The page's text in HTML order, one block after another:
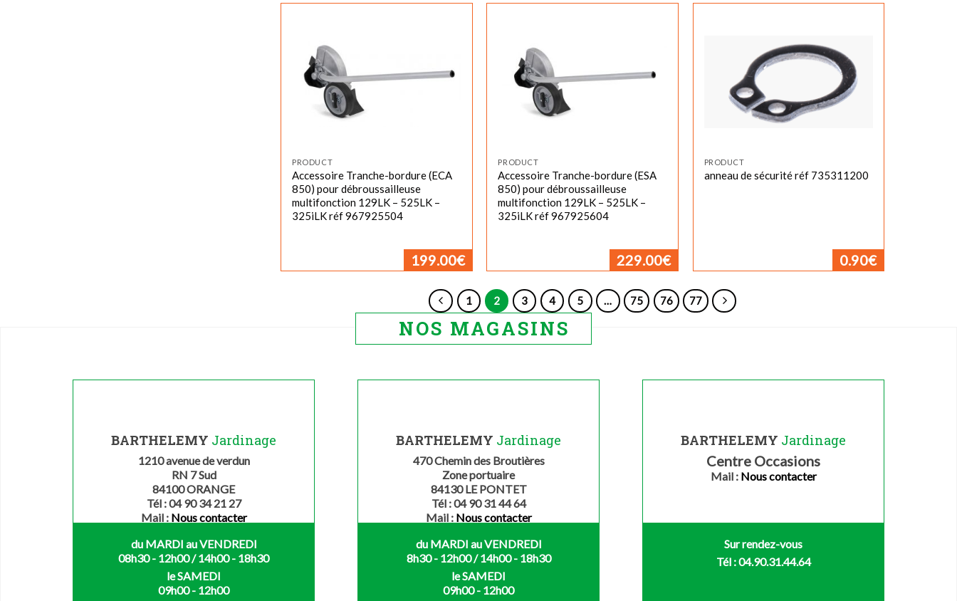
PRODUCT
Accessoire Tranche-bordure (ECA
850) pour débroussailleuse
multifonction 129LK – 525LK –
325iLK réf 967925504
199.00€
PRODUCT
Accessoire Tranche-bordure (ESA
850) pour débroussailleuse
multifonction 129LK – 525LK –
325iLK réf 967925604
229.00€
PRODUCT
anneau de sécurité réf 735311200
0.90€
1 2 3 4 5 … 75 76 77
NOS MAGASINS
BARTHELEMY Jardinage
1210 avenue de verdun
RN 7 Sud
84100 ORANGE
Tél : 04 90 34 21 27
Mail : Nous contacter
du MARDI au VENDREDI
08h30 - 12h00 / 14h00 - 18h30
le SAMEDI
09h00 - 12h00
BARTHELEMY Jardinage
470 Chemin des Broutières
Zone portuaire
84130 LE PONTET
Tél : 04 90 31 44 64
Mail : Nous contacter
du MARDI au VENDREDI
8h30 - 12h00 / 14h00 - 18h30
le SAMEDI
09h00 - 12h00
BARTHELEMY Jardinage
Centre Occasions
Mail : Nous contacter
Sur rendez-vous
Tél : 04.90.31.44.64